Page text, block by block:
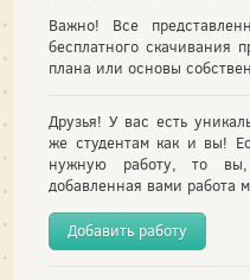
Важно! Все
бесплатного скачивания
плана или основы
Друзья! У вас есть
же студентам как и вы!
нужную работу, то вы,
добавленная вами работа
Добавить работу